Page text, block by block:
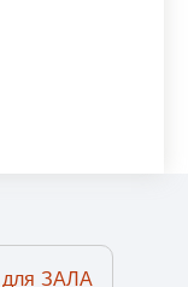
для ЗАЛА